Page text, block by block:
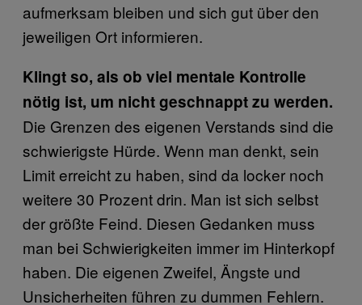
aufmerksam bleiben und sich gut über den
jeweiligen Ort informieren.
Klingt so, als ob viel mentale Kontrolle
nötig ist, um nicht geschnappt zu werden.
Die Grenzen des eigenen Verstands sind die
schwierigste Hürde. Wenn man denkt, sein
Limit erreicht zu haben, sind da locker noch
weitere 30 Prozent drin. Man ist sich selbst
der größte Feind. Diesen Gedanken muss
man bei Schwierigkeiten immer im Hinterkopf
haben. Die eigenen Zweifel, Ängste und
Unsicherheiten führen zu dummen Fehlern.